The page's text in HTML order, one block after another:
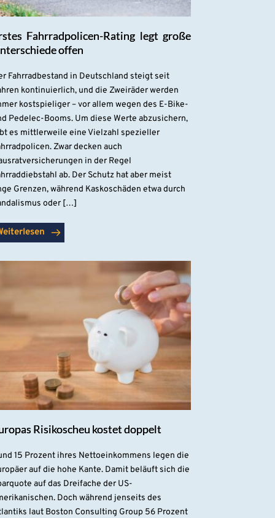
Fahrradpolicen-Rating legt große
offen
Fahrradbestand in Deutschland steigt seit
kontinuierlich, und die Zweiräder werden
kostspieliger – vor allem wegen des E-Bike-
Pedelec-Booms. Um diese Werte abzusichern,
es mittlerweile eine Vielzahl spezieller
Zwar decken auch
in der Regel
ab. Der Schutz hat aber meist
Grenzen, während Kaskoschäden etwa durch
oder […]
Risikoscheu kostet doppelt
15 Prozent ihres Nettoeinkommens legen die
auf die hohe Kante. Damit beläuft sich die
auf das Dreifache der US-
Doch während jenseits des
laut Boston Consulting Group 56 Prozent